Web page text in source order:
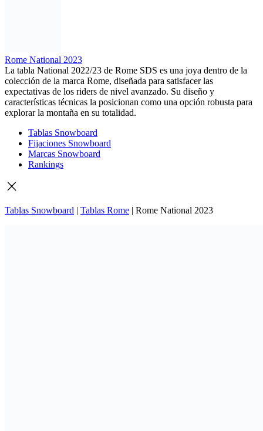
Rome National 2023
La tabla National 2022/23 de Rome SDS es una joya dentro de la
colección de la marca Rome, diseñada para satisfacer las
expectativas de los riders de nivel avanzado. Su diseño y
características técnicas la posicionan como una opción robusta para
explorar la montaña en su totalidad.
Tablas Snowboard
Fijaciones Snowboard
Marcas Snowboard
Rankings
Tablas Snowboard | Tablas Rome | Rome National 2023